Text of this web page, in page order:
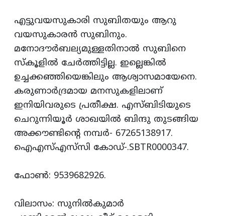
എട്ടുവയസുകാരി സുബിതയും ആറു
വയസുകാരന്‍ സുബിനും.
മനോദൗര്‍ബല്യമുള്ളതിനാല്‍ സുബിനെ
സ്‌കൂളില്‍ ചേര്‍ത്തിട്ടില്ല. ഇല്ലെങ്കില്‍
ഉച്ചക്കഞ്ഞിയെങ്കിലും ആശ്വാസമായേനെ.
കരുണാര്‍ദ്രമായ മനസുകളിലാണ്‌
ഇനിയിവരുടെ പ്രതീക്ഷ. എസ്‌ബിടിയുടെ
ചെറുന്നിയൂര്‍ ശാഖയില്‍ ബിന്ദു തുടങ്ങിയ
അക്കൗണ്ടിന്റെ നമ്പര്‍- 67265138917.
ഐഎസ്‌എസ്‌സി കോഡ്‌-.SBTR0000347.
ഫോണ്‍: 9539682926.
വിലാസം: സുനില്‍കുമാര്‍